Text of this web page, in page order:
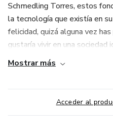
Schmedling Torres, estos
la tecnología que existía en
felicidad, quizá alguna vez
gustaría vivir en una sociedad
Mostrar más
Acceder al